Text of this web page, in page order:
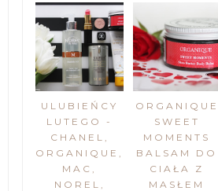
ULUBIEŃCY
LUTEGO -
CHANEL,
ORGANIQUE,
MAC,
NOREL,
ORGANIQUE
SWEET
MOMENTS
BALSAM DO
CIAŁA Z
MASŁEM